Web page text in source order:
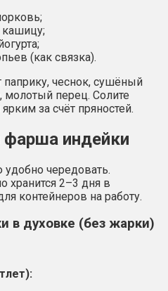
кашицу;
(как связка).
чеснок, сушёный
молотый перец. Солите
за счёт пряностей.
индейки
чередовать.
2–3 дня в
контейнеров на работу.
в духовке (без жарки)